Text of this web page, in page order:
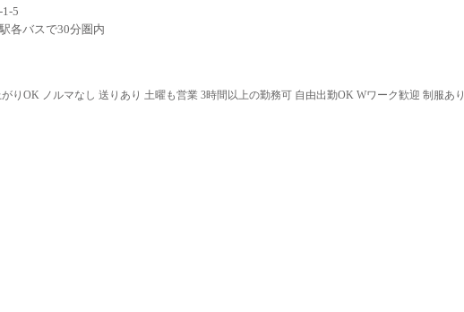
5
各バスで30分圏内
りOK ノルマなし 送りあり 土曜も営業 3時間以上の勤務可 自由出勤OK Wワーク歓迎 制服あり